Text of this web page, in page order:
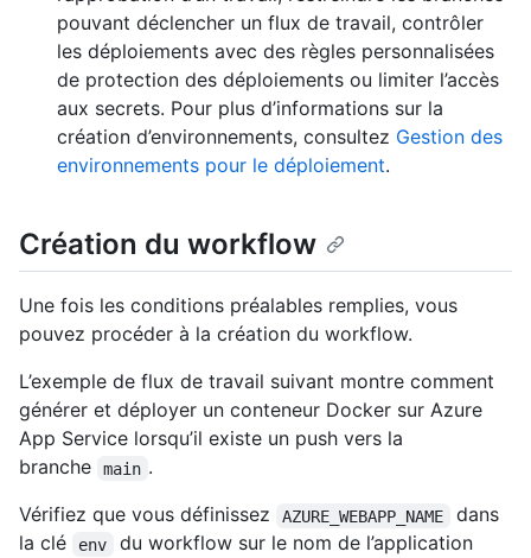
pouvant déclencher un flux de travail, contrôler
les déploiements avec des règles personnalisées
de protection des déploiements ou limiter l’accès
aux secrets. Pour plus d’informations sur la
création d’environnements, consultez Gestion des
environnements pour le déploiement.
Création du workflow
Une fois les conditions préalables remplies, vous
pouvez procéder à la création du workflow.
L’exemple de flux de travail suivant montre comment
générer et déployer un conteneur Docker sur Azure
App Service lorsqu’il existe un push vers la
branche
main .
Vérifiez que vous définissez
AZURE_WEBAPP_NAME
dans
la clé
env
du workflow sur le nom de l’application